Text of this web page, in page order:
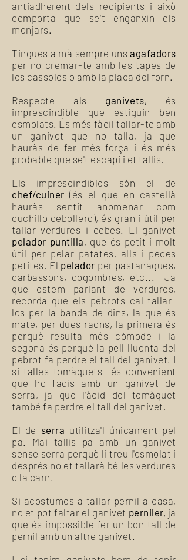
antiadherent dels recipients i això
comporta que se't enganxin els
menjars.
Tingues a mà sempre unsagafadors
per no cremar-te amb les tapes de
les cassoles o amb la placa del forn.
Respecte als ganivets, és
imprescindible que estiguin ben
esmolats. És més fàcil tallar-te amb
un ganivet que no talla, ja que
hauràs de fer més força i és més
probable que se't escapi i et tallis.
Els imprescindibles són el de
chef/cuiner (és el que en castellà
hauràs sentit anomenar com
cuchillo cebollero), és gran i útil per
tallar verdures i cebes. El ganivet
pelador puntilla, que és petit i molt
útil per pelar patates, alls i peces
petites. El pelador per pastanagues,
carbassons, cogombres, etc... Ja
que estem parlant de verdures,
recorda que els pebrots cal tallar-
los per la banda de dins, la que és
mate, per dues raons, la primera és
perquè resulta més còmode i la
segona és perquè la pell lluenta del
pebrot fa perdre el tall del ganivet. I
si talles tomàquets és convenient
que ho facis amb un ganivet de
serra, ja que l'àcid del tomàquet
també fa perdre el tall del ganivet.
El de serra utilitza'l únicament pel
pa. Mai tallis pa amb un ganivet
sense serra perquè li treu l'esmolat i
després no et tallarà bé les verdures
o la carn.
Si acostumes a tallar pernil a casa,
no et pot faltar el ganivet perniler, ja
que és impossible fer un bon tall de
pernil amb un altre ganivet.